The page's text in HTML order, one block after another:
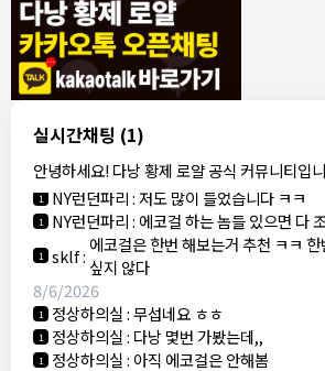
실시간채팅 (1)
안녕하세요! 다낭 황제 로얄 공식 커뮤니티입
8/4/2026
1 모기한테물림:여기도 문의해보면 바로 알려
1 모기한테물림:정찰가보다 쌀수 없음
1 결혼안해:ㄹㅇ 팩트 ㅋㅋㅋㅋ
결혼안해:ㄹㅇ 팩트 ㅋㅋㅋㅋ
8/5/2026
NY런던파리 :다낭 에코걸 여기서 예약 가능
1 3군:에코걸 좀 조심 하는게 좋음
1 NY런던파리:저도 많이 들었습니다 ㅋㅋ
1 NY런던파리: 에코걸 하는 놈들 있으면 다
1 sklf: 에코걸은 한번 해보는거 추천 ㅋㅋ
싶지 않다
8/6/2026
1 정상하의실:무섭네요 ㅎㅎ
1 정상하의실: 다낭 몇번 가봤는데,,
1 정상하의실: 아직 에코걸은 안해봄